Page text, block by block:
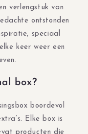
verlengstuk van
ontstonden
speciaal
keer weer een
box?
boordevol
Elke box is
producten die